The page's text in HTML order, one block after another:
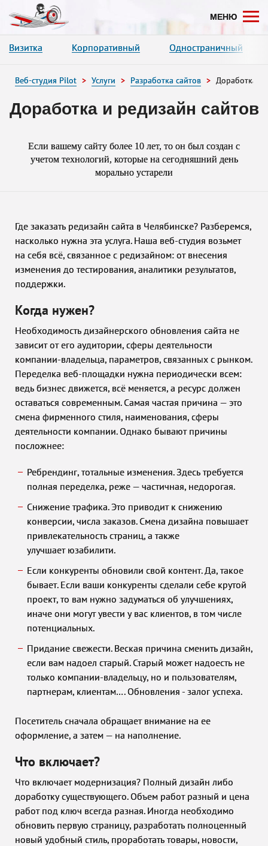
МЕНЮ
Визитка Корпоративный Одностраничный
Веб-студия Pilot Услуги Разработка сайтов Доработка
Доработка и редизайн сайтов
Если вашему сайту более 10 лет, то он был создан с
учетом технологий, которые на сегодняшний день
морально устарели
Где заказать редизайн сайта в Челябинске? Разберемся,
насколько нужна эта услуга. Наша веб-студия возьмет
на себя всё, связанное с редизайном: от внесения
изменения до тестирования, аналитики результатов,
поддержки.
Когда нужен?
Необходимость дизайнерского обновления сайта не
зависит от его аудитории, сферы деятельности
компании-владельца, параметров, связанных с рынком.
Переделка веб-площадки нужна периодически всем:
ведь бизнес движется, всё меняется, а ресурс должен
оставаться современным. Самая частая причина — это
смена фирменного стиля, наименования, сферы
деятельности компании. Однако бывают причины
посложнее:
Ребрендинг, тотальные изменения. Здесь требуется
полная переделка, реже — частичная, недорогая.
Снижение трафика. Это приводит к снижению
конверсии, числа заказов. Смена дизайна повышает
привлекательность страниц, а также
улучшает юзабилити.
Если конкуренты обновили свой контент. Да, такое
бывает. Если ваши конкуренты сделали себе крутой
проект, то вам нужно задуматься об улучшениях,
иначе они могут увести у вас клиентов, в том числе
потенциальных.
Придание свежести. Веская причина сменить дизайн,
если вам надоел старый. Старый может надоесть не
только компании-владельцу, но и пользователям,
партнерам, клиентам…. Обновления - залог успеха.
Посетитель сначала обращает внимание на ее
оформление, а затем — на наполнение.
Что включает?
Что включает модернизация? Полный дизайн либо
доработку существующего. Объем работ разный и цена
работ под ключ всегда разная. Иногда необходимо
обновить первую страницу, разработать полноценный
новый удобный стиль, проработать товары, новости,